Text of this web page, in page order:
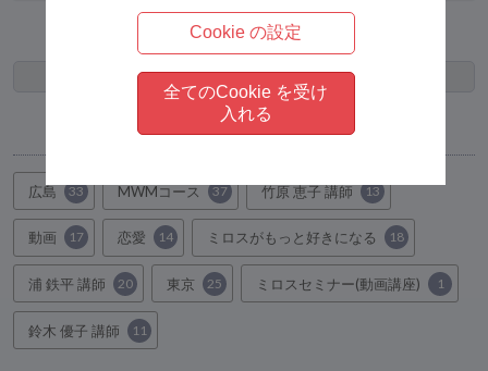
タグ
Browse by topic
広島 33 MWMコース 37 竹原 恵子 講師 13
動画 17 恋愛 14 ミロスがもっと好きになる 18
浦 鉄平 講師 20 東京 25 ミロスセミナー(動画講座) 1
鈴木 優子 講師 11
Cookie の設定
全てのCookie を受け
入れる